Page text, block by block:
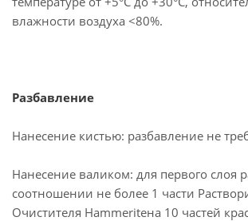
влажности воздуха <80%.
Разбавление
Нанесение кистью: разбавление не
Нанесение валиком: для первого слоя
соотношении не более 1 части
Очистителя Hammeriteна 10 частей